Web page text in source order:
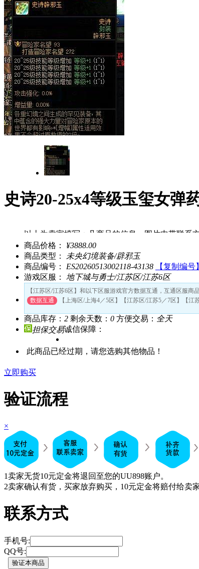
史诗20-25x4等级玉玺女弹
以上为卖家填写：凡商品的信息、图片中带联系
uu898提醒：为了您帐号的安全，请勿向他人泄漏
商品价格：
¥3888.00
商品类型：
未央幻境装备/辟邪玉
商品编号：
ES20260513002118-43138
【复制编号】
游戏区服：
地下城与勇士/江苏区/江苏6区
【江苏区/江苏6区】和以下区服游戏官方数据互通，互通区服商
数据互通
【上海区/上海4／5区】【江苏区/江苏5／7区】【江
商品库存： 2 剩余天数： 0 方便交易： 全天
诚信保障：
担保交易
此商品已经过期，请您选购其他物品！
立即购买
验证流程
×
1卖家无货10元定金将退回至您的UU898账户。
2卖家确认有货，买家放弃购买，10元定金将赔付给卖家
联系方式
手机号:
QQ号: